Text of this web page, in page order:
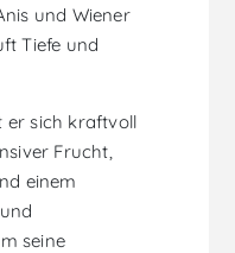
und Wiener
Tiefe und
er sich kraftvoll
Frucht,
einem
seine